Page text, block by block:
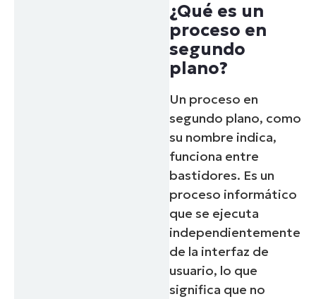
¿Qué es un
proceso en
segundo
plano?
Un proceso en
segundo plano, como
su nombre indica,
funciona entre
bastidores. Es un
proceso informático
que se ejecuta
independientemente
de la interfaz de
usuario, lo que
significa que no